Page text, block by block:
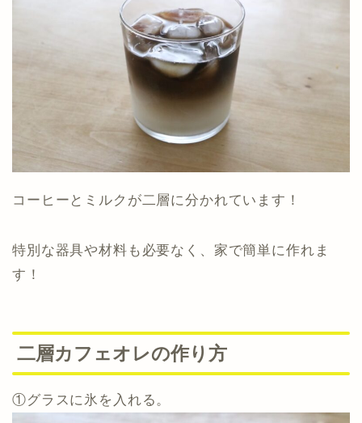
コーヒーとミルクが二層に分かれています！
特別な器具や材料も必要なく、家で簡単に作れま
す！
二層カフェオレの作り方
①グラスに氷を入れる。